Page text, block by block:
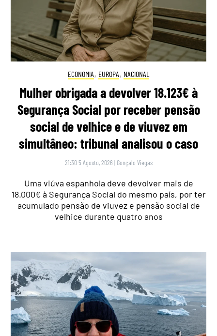
ECONOMIA, EUROPA , NACIONAL
Mulher obrigada a devolver 18.123€ à
Segurança Social por receber pensão
social de velhice e de viuvez em
simultâneo: tribunal analisou o caso
21:30 5 Agosto, 2026 | Gonçalo Viegas
Uma viúva espanhola deve devolver mais de
18.000€ à Segurança Social do mesmo país, por ter
acumulado pensão de viuvez e pensão social de
velhice durante quatro anos